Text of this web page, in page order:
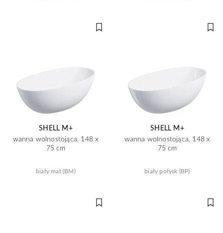
SHELL M+
wanna wolnostojąca, 148 x
75 cm
biały mat (BM)
SHELL M+
wanna wolnostojąca, 148 x
75 cm
biały połysk (BP)